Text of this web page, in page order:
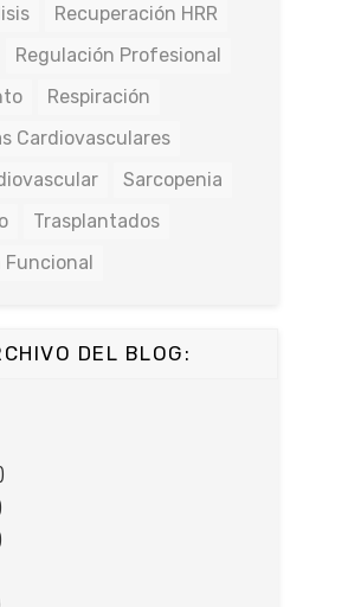
Recuperación HRR
Regulación Profesional
Respiración
Cardiovasculares
Sarcopenia
Trasplantados
DEL BLOG: